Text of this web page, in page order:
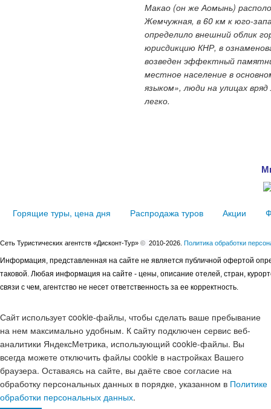
Макао (он же Аомынь)
Жемчужная, в 60 км к юго-
определило внешний облик
юрисдикцию КНР, в
возведен эффектный
местное население в
языком», люди на улицах
легко.
Горящие туры, цена дня Распродажа туров Акции
Сеть Туристических агентств «Дисконт-Тур» © 2010-2026. Политика обработки
Информация, представленная на сайте не является публичной офертой
таковой. Любая информация на сайте - цены, описание отелей, стран,
связи с чем, агентство не несет ответственность за ее корректность.
Сайт использует cookie-файлы, чтобы сделать ваше пребывание
на нем максимально удобным. К cайту подключен сервис веб-
аналитики ЯндексМетрика, использующий cookie-файлы. Вы
всегда можете отключить файлы cookie в настройках Вашего
браузера. Оставаясь на сайте, вы даёте свое согласие на
обработку персональных данных в порядке, указанном в Политике
обработки персональных данных.